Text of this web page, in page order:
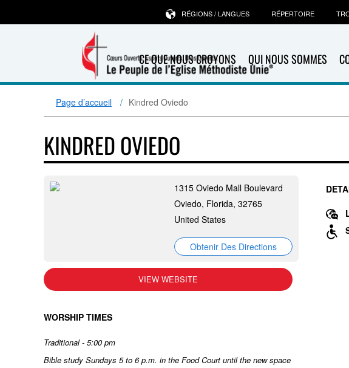
CE QUE NOUS CROYONS QUI NOUS SOMMES
RÉGIONS / LANGUES RÉPERTOIRE
Page d’accueil Kindred Oviedo
KINDRED OVIEDO
1315 Oviedo Mall Boulevard
Oviedo, Florida, 32765
United States
Obtenir Des Directions
VIEW WEBSITE
WORSHIP TIMES
Traditional - 5:00 pm
Bible study Sundays 5 to 6 p.m. in the Food Court until the new space